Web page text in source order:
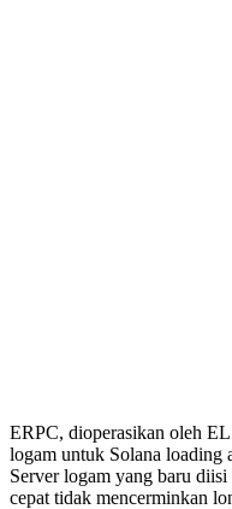
ERPC, dioperasikan oleh
logam untuk Solana loading
Server logam yang baru
cepat tidak mencerminkan